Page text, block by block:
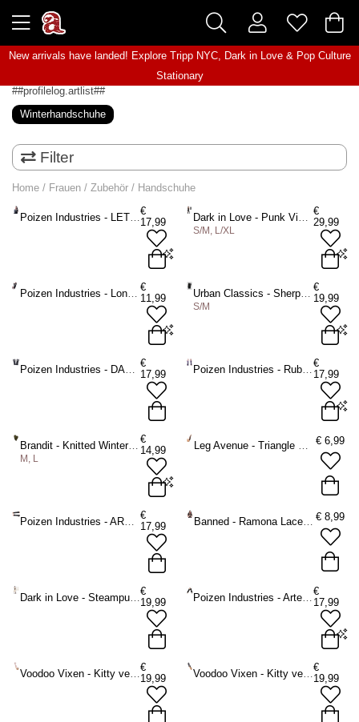
New arrivals have landed! Explore Tripp NYC, Dark in Love& Pop Culture
Stationary
##profilelog.artlist##
Winterhandschuhe
Filter
Home / Frauen / Zubehör / Handschuhe
Poizen Industries - LETHAL Arm wärmer - Schwarz
€
17,99
Dark in Love - Punk Vintage Matte Leather Buckled Riveted Gauntlets Arm wärmer - Schwarz
S/M, L/XL
€
29,99
S/M
Poizen Industries - Long Lace Corset Handschuhe - Schwarz
€
11,99
One size
Urban Classics - Sherpa Imitation Leather Handschuhe - Schwarz
S/M
€
19,99
S/M
Poizen Industries - DARK KITTY Arm wärmer - Schwarz
€
17,99
Poizen Industries - Ruby Mesh Handschuhe - Lila/Schwarz
€
17,99
One size
Brandit - Knitted Winterhandschuhe - Olivgrün
M, L
€
14,99
Leg Avenue - Triangle Net Fingerlose Handschuhe - Schwarz € 6,99
Poizen Industries - ARCH Arm wärmer - Schwarz
€
17,99
Banned - Ramona Lace Fingerlose Handschuhe - Schwarz € 8,99
Dark in Love - Steampunk Lace Layered Ribbon Handschuhe - Creme
€
19,99
Poizen Industries - Artemis Arm wärmer - Schwarz
€
17,99
Voodoo Vixen - Kitty velvet Winterhandschuhe - Rosa
€
19,99
Voodoo Vixen - Kitty velvet Winterhandschuhe - Grau
€
19,99